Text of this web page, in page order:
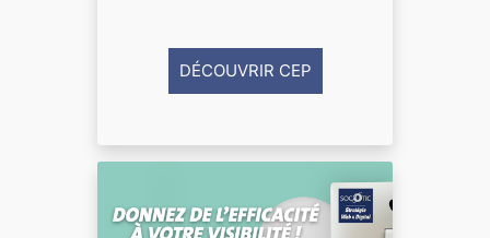
DÉCOUVRIR CEP